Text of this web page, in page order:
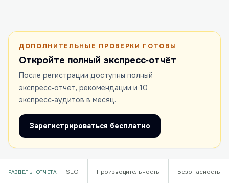
ДОПОЛНИТЕЛЬНЫЕ ПРОВЕРКИ ГОТОВЫ
Откройте полный экспресс‑отчёт
После регистрации доступны полный
экспресс‑отчёт, рекомендации и 10
экспресс‑аудитов в месяц.
Зарегистрироваться бесплатно
РАЗДЕЛЫ ОТЧЁТА SEO Производительность Безопасность